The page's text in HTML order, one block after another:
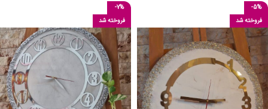
-5%
فروخته شد
-7%
فروخته شد